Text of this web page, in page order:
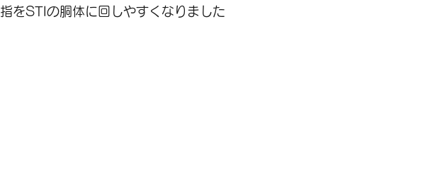
指をSTIの胴体に回しやすくなりました